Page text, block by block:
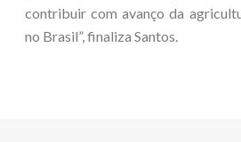
contribuir com avanço da
no Brasil”, finaliza Santos.